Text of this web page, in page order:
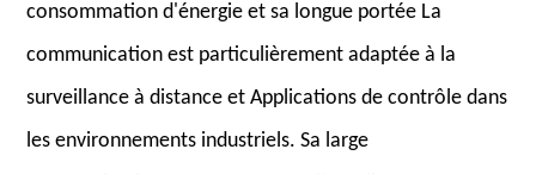
consommation d'énergie et sa longue portée La
communication est particulièrement adaptée à la
surveillance à distance et Applications de contrôle dans
les environnements industriels. Sa large